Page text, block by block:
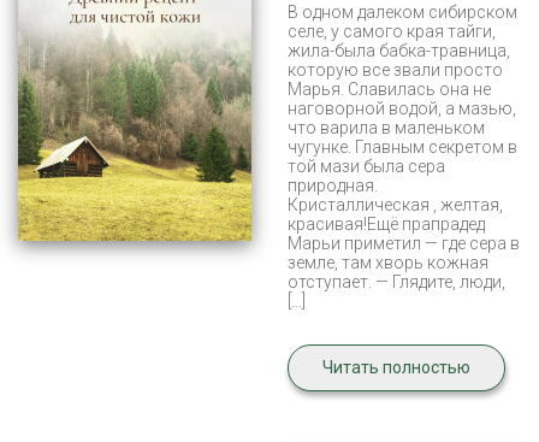
В одном далеком сибирском
селе, у самого края тайги,
жила-была бабка-травница,
которую все звали просто
Марья. Славилась она не
наговорной водой, а мазью,
что варила в маленьком
чугунке. Главным секретом в
той мази была сера
природная.
Кристаллическая , желтая,
красивая!Ещё прапрадед
Марьи приметил — где сера в
земле, там хворь кожная
отступает. — Глядите, люди,
Читать полностью